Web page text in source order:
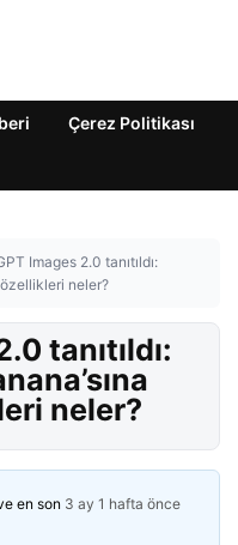
Çerez Politikası
Images 2.0 tanıtıldı:
özellikleri neler?
tanıtıldı:
neler?
en son 3 ay 1 hafta önce